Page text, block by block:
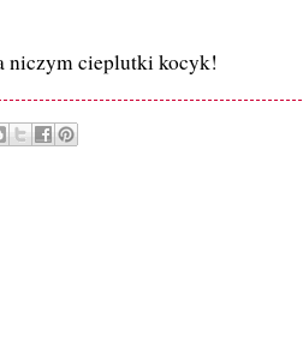
niczym cieplutki kocyk!